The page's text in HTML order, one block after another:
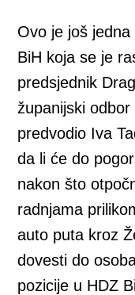
Ovo je još
BiH koja se je
predsjednik
županijski
predvodio Iva
da li će do
nakon što
radnjama
auto puta kroz
dovesti do
pozicije u HDZ